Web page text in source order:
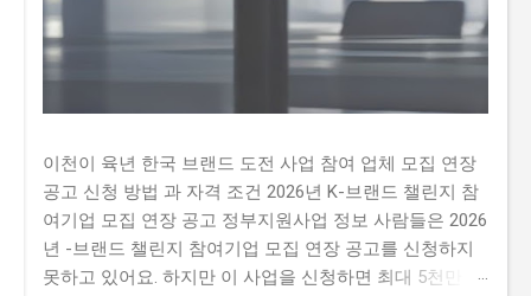
이천이 육년 한국 브랜드 도전 사업 참여 업체 모집 연장
공고 신청 방법 과 자격 조건 2026년 K-브랜드 챌린지 참
여기업 모집 연장 공고 정부지원사업 정보 사람들은 2026
년 -브랜드 챌린지 참여기업 모집 연장 공고를 신청하지
못하고 있어요. 하지만 이 사업을 신청하면 최대 5천만 원